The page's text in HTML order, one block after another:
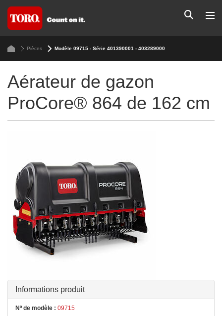
Pièces Modèle 09715 - Série 401390001 - 403289000
Aérateur de gazon
ProCore® 864 de 162 cm
Informations produit
Nº de modèle : 09715